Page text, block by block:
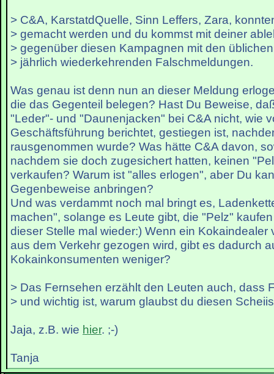
> C&A, KarstatdQuelle, Sinn Leffers, Zara,
> gemacht werden und du kommst mit deiner
> gegenüber diesen Kampagnen mit den
> jährlich wiederkehrenden Falschmeldungen.
Was genau ist denn nun an dieser Meldung
die das Gegenteil belegen? Hast Du Beweise,
"Leder"- und "Daunenjacken" bei C&A nicht, wie
Geschäftsführung berichtet, gestiegen ist,
rausgenommen wurde? Was hätte C&A davon,
nachdem sie doch zugesichert hatten, keinen
verkaufen? Warum ist "alles erlogen", aber Du
Gegenbeweise anbringen?
Und was verdammt noch mal bringt es,
machen", solange es Leute gibt, die "Pelz"
dieser Stelle mal wieder:) Wenn ein Kokaindealer
aus dem Verkehr gezogen wird, gibt es dadurch
Kokainkonsumenten weniger?
> Das Fernsehen erzählt den Leuten auch, dass
> und wichtig ist, warum glaubst du diesen
Jaja, z.B. wie hier. ;-)
Tanja